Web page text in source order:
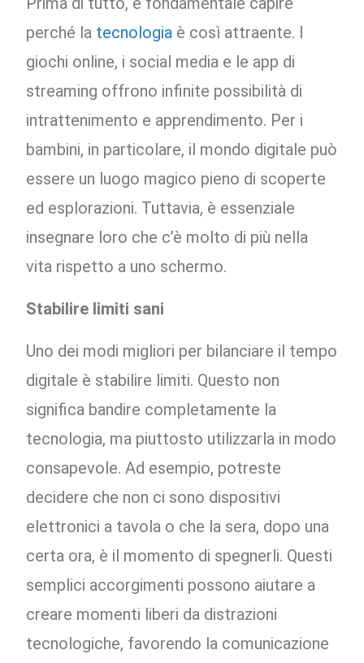
perché la tecnologia è così attraente. I
giochi online, i social media e le app di
streaming offrono infinite possibilità di
intrattenimento e apprendimento. Per i
bambini, in particolare, il mondo digitale può
essere un luogo magico pieno di scoperte
ed esplorazioni. Tuttavia, è essenziale
insegnare loro che c’è molto di più nella
vita rispetto a uno schermo.
Stabilire limiti sani
Uno dei modi migliori per bilanciare il tempo
digitale è stabilire limiti. Questo non
significa bandire completamente la
tecnologia, ma piuttosto utilizzarla in modo
consapevole. Ad esempio, potreste
decidere che non ci sono dispositivi
elettronici a tavola o che la sera, dopo una
certa ora, è il momento di spegnerli. Questi
semplici accorgimenti possono aiutare a
creare momenti liberi da distrazioni
tecnologiche, favorendo la comunicazione